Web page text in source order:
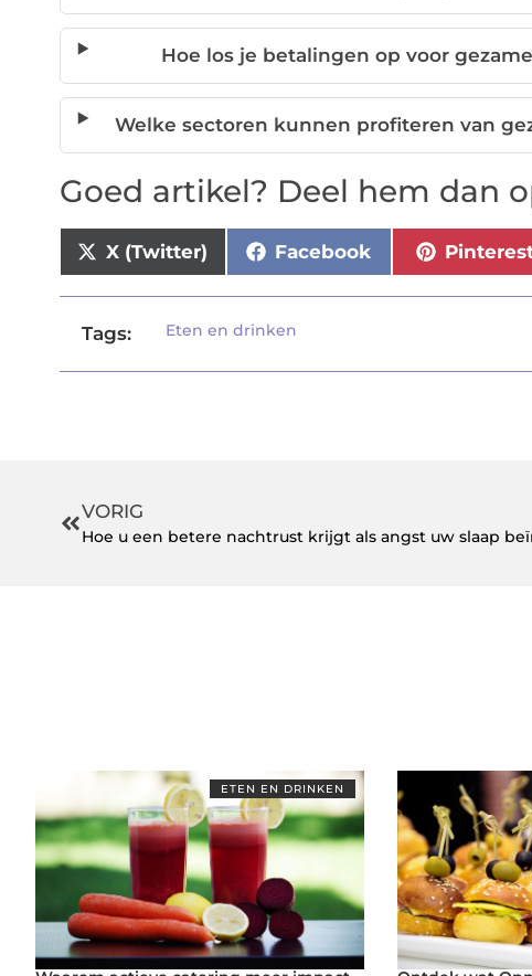
Hoe los je betalingen op voor
Welke sectoren kunnen profiteren van
Goed artikel? Deel hem dan
X (Twitter) Facebook
Tags: Eten en drinken
VORIG
Hoe u een betere nachtrust krijgt als angst uw slaap
ETEN EN DRINKEN